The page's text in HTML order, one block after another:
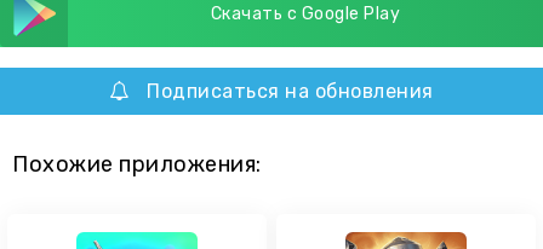
Скачать с Google Play
Подписаться на обновления
Похожие приложения: